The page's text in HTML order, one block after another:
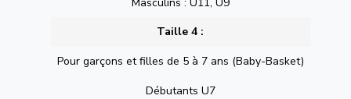
Taille 4 :
Pour garçons et filles de 5 à 7 ans (Baby-Basket)
Débutants U7